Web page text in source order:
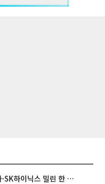
[베스트&워스트] 삼성전자·SK하이닉스 밀린 한 주…상상인증권은 85% 급등